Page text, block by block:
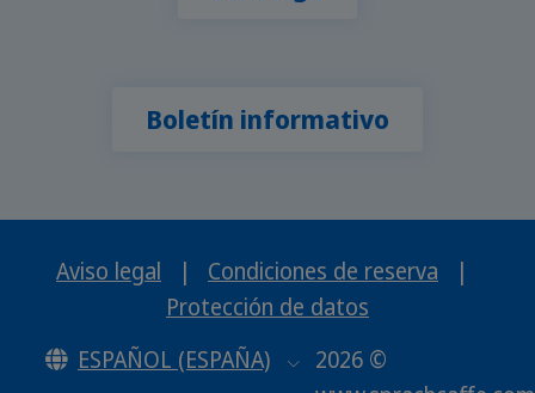
Boletín informativo
Aviso legal | Condiciones de reserva
|
Protección de datos
ESPAÑOL (ESPAÑA)
2026 ©